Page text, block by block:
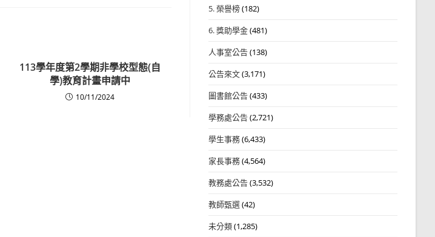
113學年度第2學期非學校型態(自
學)教育計畫申請中
10/11/2024
5. 榮譽榜(182)
6. 獎助學金(481)
人事室公告(138)
公告來文(3,171)
圖書館公告(433)
學務處公告(2,721)
學生事務(6,433)
家長事務(4,564)
教務處公告(3,532)
教師甄選(42)
未分類(1,285)